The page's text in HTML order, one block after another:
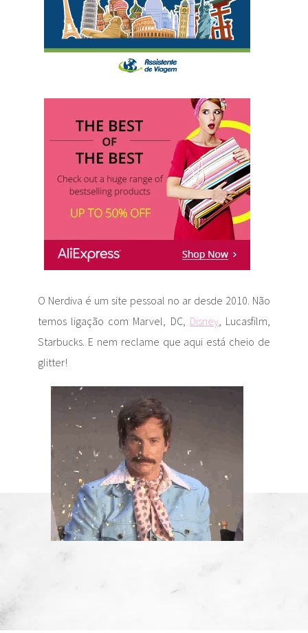
O Nerdiva é um site pessoal no ar desde 2010. Não
temos ligação com Marvel, DC, Disney , Lucasfilm,
Starbucks. E nem reclame que aqui está cheio de
glitter!